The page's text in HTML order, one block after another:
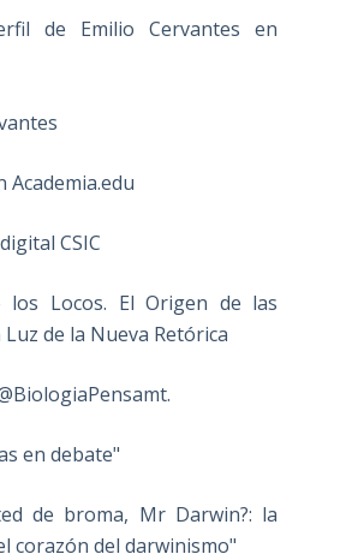
Academia.edu
CSIC
los Locos. El Origen de las
Luz de la Nueva Retórica
en debate"
de broma, Mr Darwin?: la
corazón del darwinismo"